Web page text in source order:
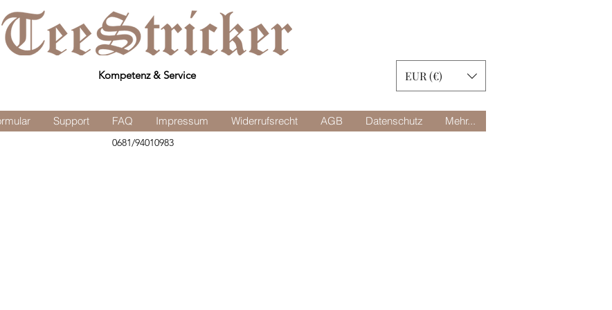
Kompetenz & Service EUR (€)
Support FAQ Impressum Widerrufsrecht AGB Datenschutz Mehr...
0681/94010983